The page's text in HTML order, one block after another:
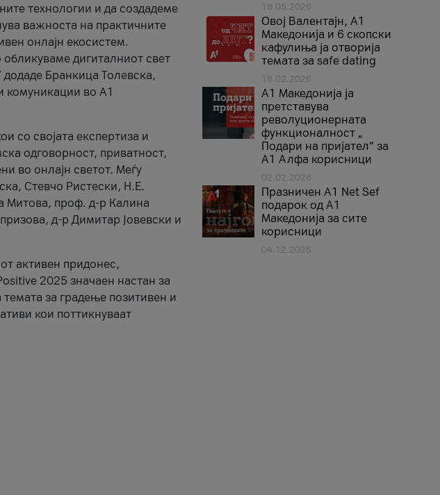
технологии и да создадеме
важноста на практичните
онлајн екосистем.
дигиталниот свет
Бранкица Толевска,
комуникации во А1
со својата експертиза и
одговорност, приватност,
во онлајн светот. Меѓу
Стевчо Ристески, Н.Е.
Митова, проф. д-р Калина
д-р Димитар Јовевски и
активен придонес,
2025 значаен настан за
за градење позитивен и
кои поттикнуваат
18.05.2026
Овој Валентајн, A1
Македонија и 6 скопски
кафулиња ја отворија
темата за safe dating
16.02.2026
А1 Македонија ја
претставува
револуционерната
функционалност „
Подари на пријател“ за
А1 Алфа корисници
02.02.2026
Празничен A1 Net Sеf
подарок од А1
Македонија за сите
корисници
04.12.2025